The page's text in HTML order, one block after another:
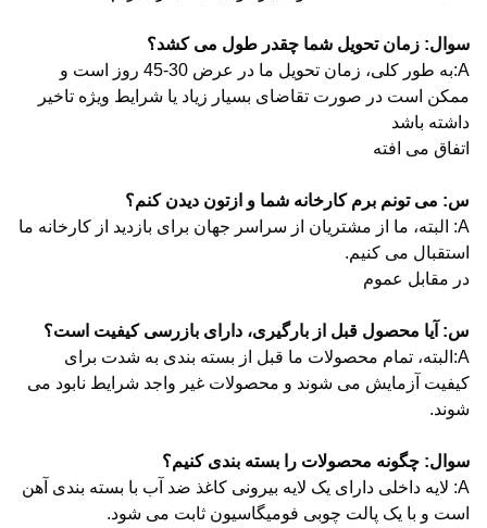
سوال: زمان تحویل شما چقدر طول می کشد؟
A:به طور کلی، زمان تحویل ما در عرض 30-45 روز است و
ممکن است در صورت تقاضای بسیار زیاد یا شرایط ویژه تاخیر
داشته باشد
اتفاق می افته
س: می تونم برم کارخانه شما و ازتون دیدن کنم؟
A: البته، ما از مشتریان از سراسر جهان برای بازدید از کارخانه ما
استقبال می کنیم.
در مقابل عموم
س: آیا محصول قبل از بارگیری، دارای بازرسی کیفیت است؟
A:البته، تمام محصولات ما قبل از بسته بندی به شدت برای
کیفیت آزمایش می شوند و محصولات غیر واجد شرایط نابود می
شوند.
سوال: چگونه محصولات را بسته بندی کنیم؟
A: لایه داخلی دارای یک لایه بیرونی کاغذ ضد آب با بسته بندی آهن
است و با یک پالت چوبی فومیگاسیون ثابت می شود.